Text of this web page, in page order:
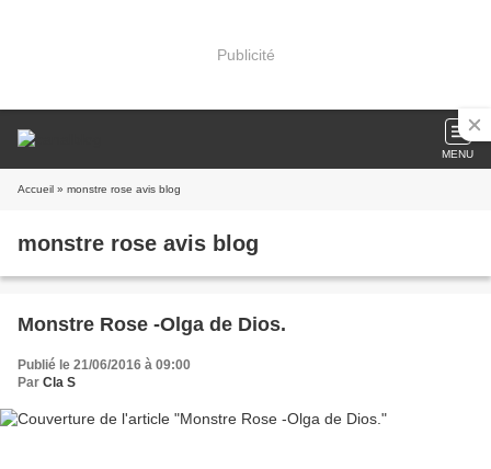
Publicité
MENU
Accueil » monstre rose avis blog
monstre rose avis blog
Monstre Rose -Olga de Dios.
Publié le 21/06/2016 à 09:00
Par Cla S